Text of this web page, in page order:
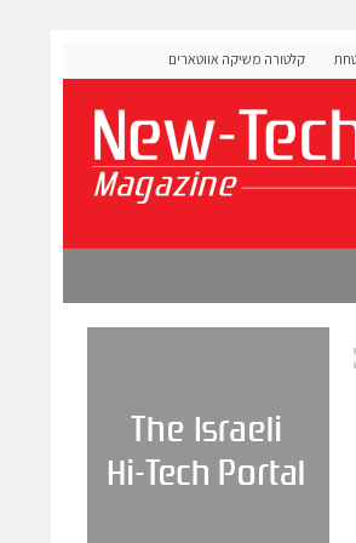
קלטורה משיקה אווטארים עם אינטליגנציה רגשית לתרגול